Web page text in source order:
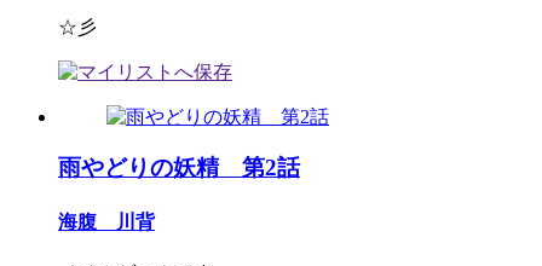
☆彡
雨やどりの妖精 第2話
海腹 川背